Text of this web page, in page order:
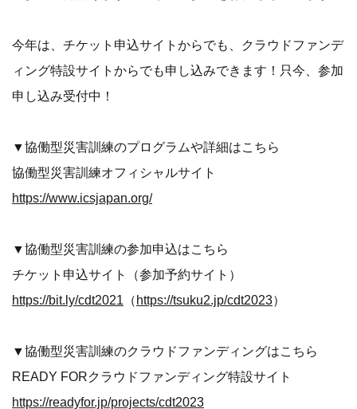
今年は、チケット申込サイトからでも、クラウドファンデ
ィング特設サイトからでも申し込みできます！只今、参加
申し込み受付中！
▼協働型災害訓練のプログラムや詳細はこちら
協働型災害訓練オフィシャルサイト
https://www.icsjapan.org/
▼協働型災害訓練の参加申込はこちら
チケット申込サイト（参加予約サイト）
https://bit.ly/cdt2021 （ https://tsuku2.jp/cdt2023）
▼協働型災害訓練のクラウドファンディングはこちら
READY FORクラウドファンディング特設サイト
https://readyfor.jp/projects/cdt2023